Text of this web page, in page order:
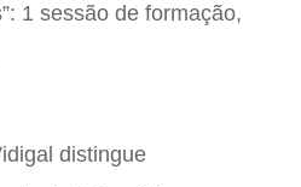
1 sessão de formação,
distingue